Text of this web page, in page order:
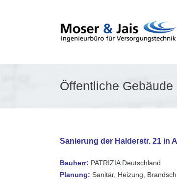
Öffentliche Gebäude
Sanierung der Halderstr. 21 in
Bauherr: PATRIZIA Deutschland
Planung: Sanitär, Heizung,